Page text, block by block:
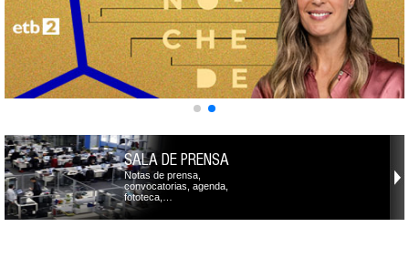
SALA DE PRENSA
Notas de prensa,
convocatorias, agenda,
fototeca,…